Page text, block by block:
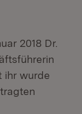
2018 Dr.
ihr wurde